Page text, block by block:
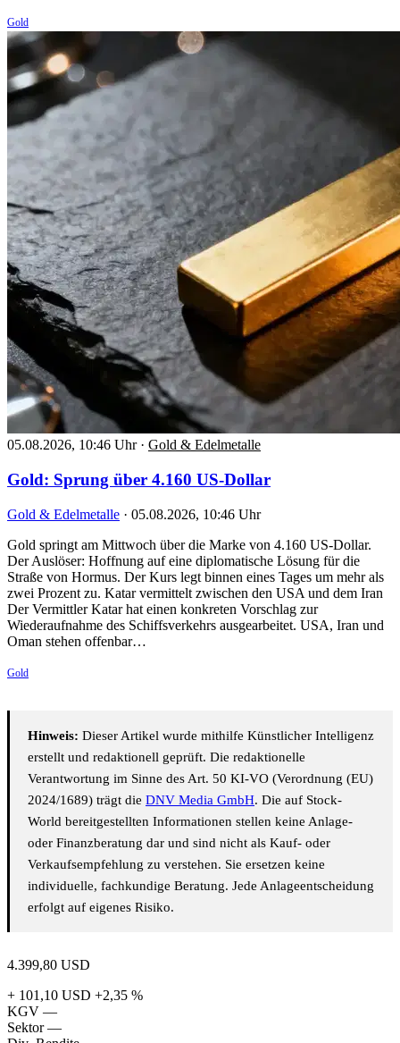
Gold
05.08.2026, 10:46 Uhr · Gold & Edelmetalle
Gold: Sprung über 4.160 US-Dollar
Gold & Edelmetalle · 05.08.2026, 10:46 Uhr
Gold springt am Mittwoch über die Marke von 4.160 US-Dollar.
Der Auslöser: Hoffnung auf eine diplomatische Lösung für die
Straße von Hormus. Der Kurs legt binnen eines Tages um mehr als
zwei Prozent zu. Katar vermittelt zwischen den USA und dem Iran
Der Vermittler Katar hat einen konkreten Vorschlag zur
Wiederaufnahme des Schiffsverkehrs ausgearbeitet. USA, Iran und
Oman stehen offenbar…
Gold
Hinweis: Dieser Artikel wurde mithilfe Künstlicher Intelligenz
erstellt und redaktionell geprüft. Die redaktionelle
Verantwortung im Sinne des Art. 50 KI-VO (Verordnung (EU)
2024/1689) trägt die DNV Media GmbH. Die auf Stock-
World bereitgestellten Informationen stellen keine Anlage-
oder Finanzberatung dar und sind nicht als Kauf- oder
Verkaufsempfehlung zu verstehen. Sie ersetzen keine
individuelle, fachkundige Beratung. Jede Anlageentscheidung
erfolgt auf eigenes Risiko.
4.399,80 USD
+ 101,10 USD +2,35 %
KGV —
Sektor —